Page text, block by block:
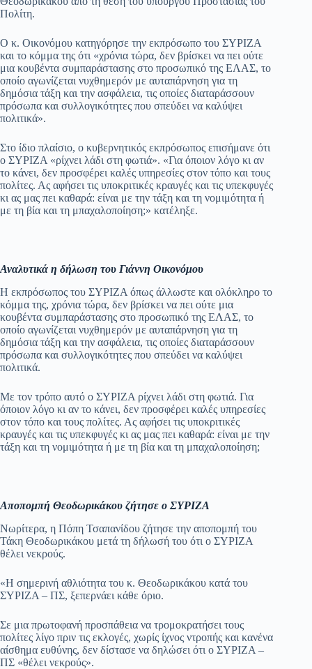
εί
τε
Πολίτη.
Ο κ. Οικονόμου κατηγόρησε την εκπρόσωπο του ΣΥΡΙΖΑ
και το κόμμα της ότι «χρόνια τώρα, δεν βρίσκει να πει ούτε
μια κουβέντα συμπαράστασης στο προσωπικό της ΕΛΑΣ, το
οποίο αγωνίζεται νυχθημερόν με αυταπάρνηση για τη
δημόσια τάξη και την ασφάλεια, τις οποίες διαταράσσουν
πρόσωπα και συλλογικότητες που σπεύδει να καλύψει
πολιτικά».
Στο ίδιο πλαίσιο, ο κυβερνητικός εκπρόσωπος επισήμανε ότι
ο ΣΥΡΙΖΑ «ρίχνει λάδι στη φωτιά». «Για όποιον λόγο κι αν
το κάνει, δεν προσφέρει καλές υπηρεσίες στον τόπο και τους
πολίτες. Ας αφήσει τις υποκριτικές κραυγές και τις υπεκφυγές
κι ας μας πει καθαρά: είναι με την τάξη και τη νομιμότητα ή
με τη βία και τη μπαχαλοποίηση;» κατέληξε.
Αναλυτικά η δήλωση του Γιάννη Οικονόμου
Η εκπρόσωπος του ΣΥΡΙΖΑ όπως άλλωστε και ολόκληρο το
κόμμα της, χρόνια τώρα, δεν βρίσκει να πει ούτε μια
κουβέντα συμπαράστασης στο προσωπικό της ΕΛΑΣ, το
οποίο αγωνίζεται νυχθημερόν με αυταπάρνηση για τη
δημόσια τάξη και την ασφάλεια, τις οποίες διαταράσσουν
πρόσωπα και συλλογικότητες που σπεύδει να καλύψει
πολιτικά.
Με τον τρόπο αυτό ο ΣΥΡΙΖΑ ρίχνει λάδι στη φωτιά. Για
όποιον λόγο κι αν το κάνει, δεν προσφέρει καλές υπηρεσίες
στον τόπο και τους πολίτες. Ας αφήσει τις υποκριτικές
κραυγές και τις υπεκφυγές κι ας μας πει καθαρά: είναι με την
τάξη και τη νομιμότητα ή με τη βία και τη μπαχαλοποίηση;
Αποπομπή Θεοδωρικάκου ζήτησε ο ΣΥΡΙΖΑ
Νωρίτερα, η Πόπη Τσαπανίδου ζήτησε την αποπομπή του
Τάκη Θεοδωρικάκου μετά τη δήλωσή του ότι ο ΣΥΡΙΖΑ
θέλει νεκρούς.
«Η σημερινή αθλιότητα του κ. Θεοδωρικάκου κατά του
ΣΥΡΙΖΑ – ΠΣ, ξεπερνάει κάθε όριο.
Σε μια πρωτοφανή προσπάθεια να τρομοκρατήσει τους
πολίτες λίγο πριν τις εκλογές, χωρίς ίχνος ντροπής και κανένα
αίσθημα ευθύνης, δεν δίστασε να δηλώσει ότι ο ΣΥΡΙΖΑ –
ΠΣ «θέλει νεκρούς».